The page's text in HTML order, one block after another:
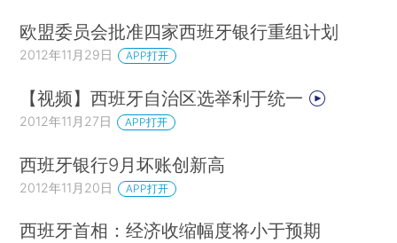
欧盟委员会批准四家西班牙银行重组计划
2012年11月29日 APP打开
【视频】西班牙自治区选举利于统一
2012年11月27日 APP打开
西班牙银行9月坏账创新高
2012年11月20日 APP打开
西班牙首相：经济收缩幅度将小于预期